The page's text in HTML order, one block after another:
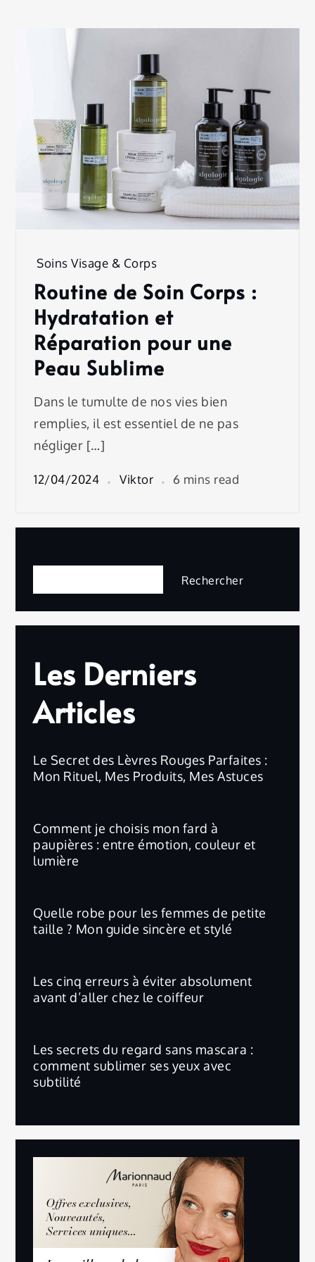
Soins Visage & Corps
Routine de Soin Corps :
Hydratation et
Réparation pour une
Peau Sublime
Dans le tumulte de nos vies bien
remplies, il est essentiel de ne pas
négliger […]
12/04/2024 Viktor 6 mins read
Rechercher
Les Derniers
Articles
Le Secret des Lèvres Rouges Parfaites :
Mon Rituel, Mes Produits, Mes Astuces
Comment je choisis mon fard à
paupières : entre émotion, couleur et
lumière
Quelle robe pour les femmes de petite
taille ? Mon guide sincère et stylé
Les cinq erreurs à éviter absolument
avant d’aller chez le coiffeur
Les secrets du regard sans mascara :
comment sublimer ses yeux avec
subtilité